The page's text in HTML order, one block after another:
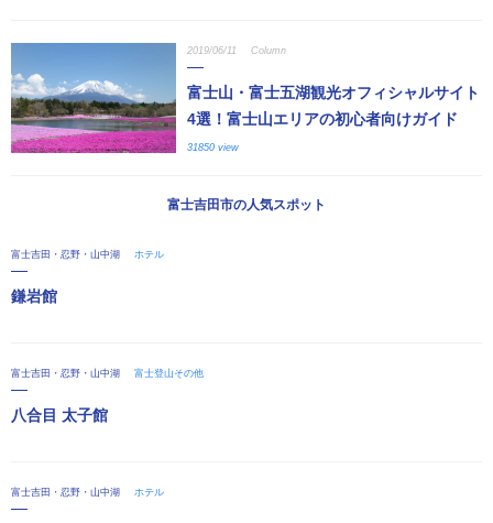
2019/06/11 Column
富士山・富士五湖観光オフィシャルサイト
4選！富士山エリアの初心者向けガイド
31850 view
富士吉田市の人気スポット
富士吉田・忍野・山中湖 ホテル
鎌岩館
富士吉田・忍野・山中湖 富士登山その他
八合目 太子館
富士吉田・忍野・山中湖 ホテル